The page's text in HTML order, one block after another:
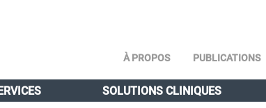
À PROPOS PUBLICATIONS
SOLUTIONS CLINIQUES